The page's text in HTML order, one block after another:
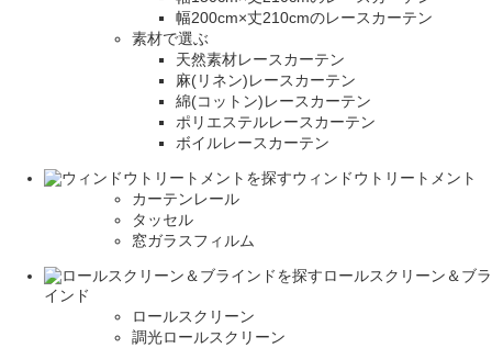
幅200cm×丈210cmのレースカーテン
素材で選ぶ
天然素材レースカーテン
麻(リネン)レースカーテン
綿(コットン)レースカーテン
ポリエステルレースカーテン
ボイルレースカーテン
ウィンドウトリートメント
カーテンレール
タッセル
窓ガラスフィルム
ロールスクリーン＆ブラ
インド
ロールスクリーン
調光ロールスクリーン